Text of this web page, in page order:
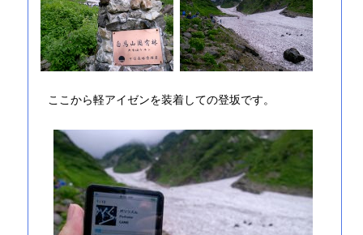
ここから軽アイゼンを装着しての登坂です。